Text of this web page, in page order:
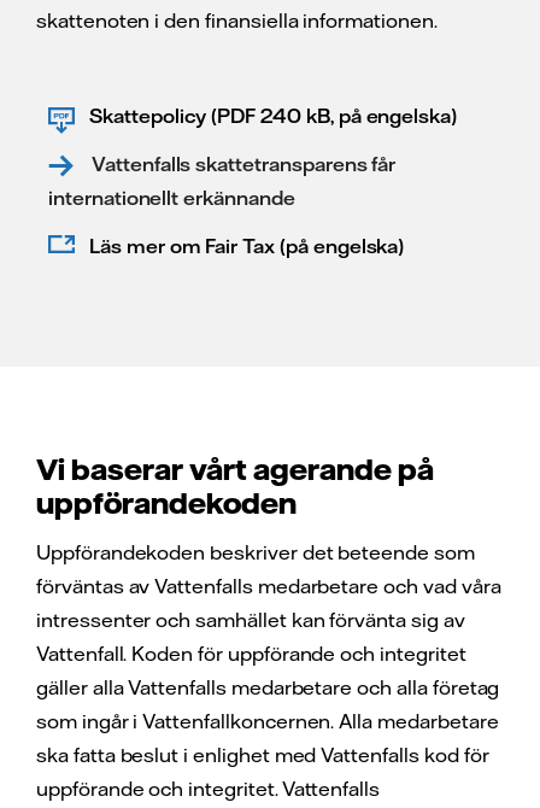
skattenoten i den finansiella informationen.
Skattepolicy (PDF 240 kB, på engelska)
Vattenfalls skattetransparens får
internationellt erkännande
Läs mer om Fair Tax (på engelska)
Vi baserar vårt agerande på
uppförandekoden
Uppförandekoden beskriver det beteende som
förväntas av Vattenfalls medarbetare och vad våra
intressenter och samhället kan förvänta sig av
Vattenfall. Koden för uppförande och integritet
gäller alla Vattenfalls medarbetare och alla företag
som ingår i Vattenfallkoncernen. Alla medarbetare
ska fatta beslut i enlighet med Vattenfalls kod för
uppförande och integritet. Vattenfalls